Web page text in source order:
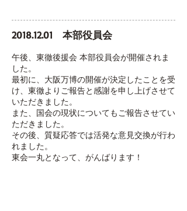
2018.12.01 本部役員会
午後、東徹後援会 本部役員会が開催されま
した。
最初に、大阪万博の開催が決定したことを受
け、東徹よりご報告と感謝を申し上げさせて
いただきました。
また、国会の現状についてもご報告させてい
ただきました。
その後、質疑応答では活発な意見交換が行わ
れました。
東会一丸となって、がんばります！